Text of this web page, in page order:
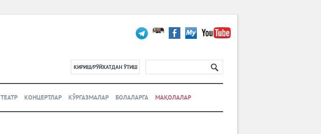
КИРИШ/РЎЙХАТДАН ЎТИШ
ТЕАТР КОНЦЕРТЛАР КЎРГАЗМАЛАР БОЛАЛАРГА МАҚОЛАЛАР